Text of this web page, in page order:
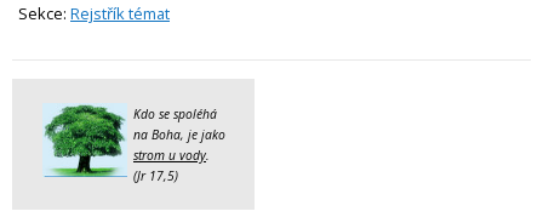
Sekce: Rejstřík témat
Kdo se spoléhá
na Boha, je jako
strom u vody.
(Jr 17,5)